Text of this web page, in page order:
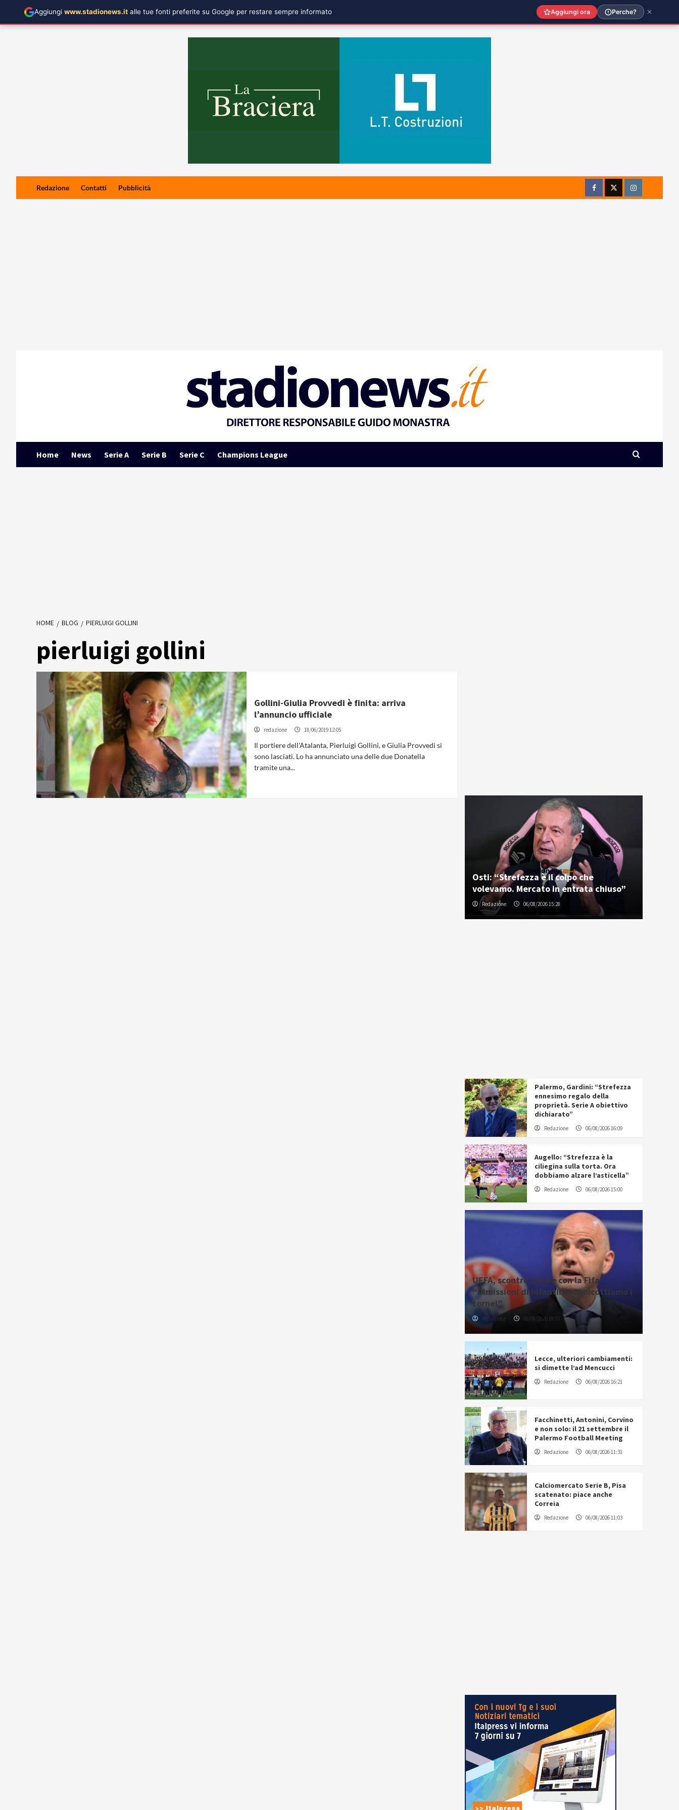
Redazione Contatti Pubblicità
FacebookTwitterInstagram
Home News Serie A Serie B Serie C Champions League
HOME BLOG PIERLUIGI GOLLINI
pierluigi gollini
Gollini-Giulia Provvedi è finita: arriva
l’annuncio ufficiale
redazione 18/06/2019 12:05
Il portiere dell'Atalanta, Pierluigi Gollini, e Giulia Provvedi si
sono lasciati. Lo ha annunciato una delle due Donatella
tramite una...
Osti: “Strefezza è il colpo che
volevamo. Mercato in entrata chiuso”
Redazione 06/08/2026 15:28
Palermo, Gardini: “Strefezza
ennesimo regalo della
proprietà. Serie A obiettivo
dichiarato”
Redazione 06/08/2026 16:09
Augello: “Strefezza è la
ciliegina sulla torta. Ora
dobbiamo alzare l’asticella”
Redazione 06/08/2026 15:00
UEFA, scontro totale con la Fifa:
“Dimissioni di Infantino o boicottiamo i
tornei”
Redazione 06/08/2026 18:57
Lecce, ulteriori cambiamenti:
si dimette l’ad Mencucci
Redazione 06/08/2026 16:21
Facchinetti, Antonini, Corvino
e non solo: il 21 settembre il
Palermo Football Meeting
Redazione 06/08/2026 11:31
Calciomercato Serie B, Pisa
scatenato: piace anche
Correia
Redazione 06/08/2026 11:03
Aggiungi www.stadionews.it alle tue fonti preferite su Google per restare sempre informato Aggiungi ora Perche?